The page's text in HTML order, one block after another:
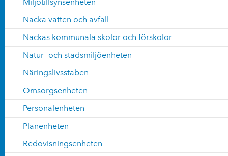
Nacka vatten och avfall
Nackas kommunala skolor och förskolor
Natur- och stadsmiljöenheten
Näringslivsstaben
Omsorgsenheten
Personalenheten
Planenheten
Redovisningsenheten